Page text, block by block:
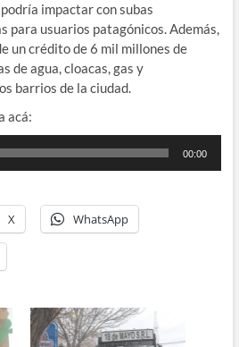
impactar con subas
para usuarios patagónicos. Además,
un crédito de 6 mil millones de
de agua, cloacas, gas y
barrios de la ciudad.
acá:
00:00
X WhatsApp